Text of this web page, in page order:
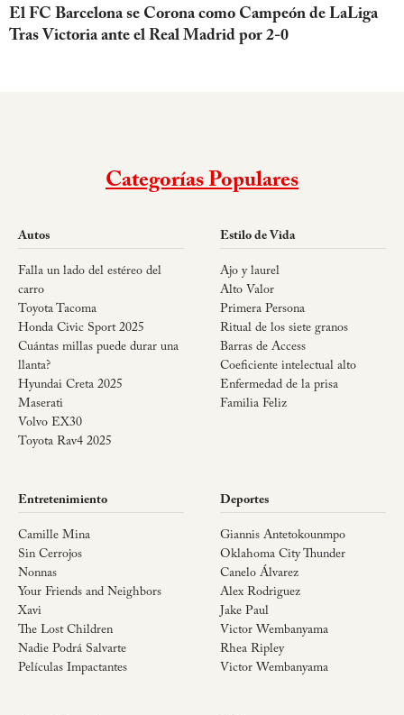
El FC Barcelona se Corona como Campeón de LaLiga
Tras Victoria ante el Real Madrid por 2-0
Categorías Populares
Autos
Falla un lado del estéreo del
carro
Toyota Tacoma
Honda Civic Sport 2025
Cuántas millas puede durar una
llanta?
Hyundai Creta 2025
Maserati
Volvo EX30
Toyota Rav4 2025
Estilo de Vida
Ajo y laurel
Alto Valor
Primera Persona
Ritual de los siete granos
Barras de Access
Coeficiente intelectual alto
Enfermedad de la prisa
Familia Feliz
Entretenimiento
Camille Mina
Sin Cerrojos
Nonnas
Your Friends and Neighbors
Xavi
The Lost Children
Nadie Podrá Salvarte
Películas Impactantes
Deportes
Giannis Antetokounmpo
Oklahoma City Thunder
Canelo Álvarez
Alex Rodriguez
Jake Paul
Victor Wembanyama
Rhea Ripley
Victor Wembanyama